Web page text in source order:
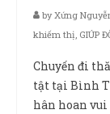
byXứng
khiếm thị, GIÚP
Chuyến đi
tật tại Bình
hân hoan